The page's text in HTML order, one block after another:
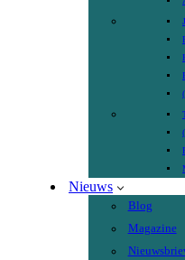
Nieuws
Blog
Magazine